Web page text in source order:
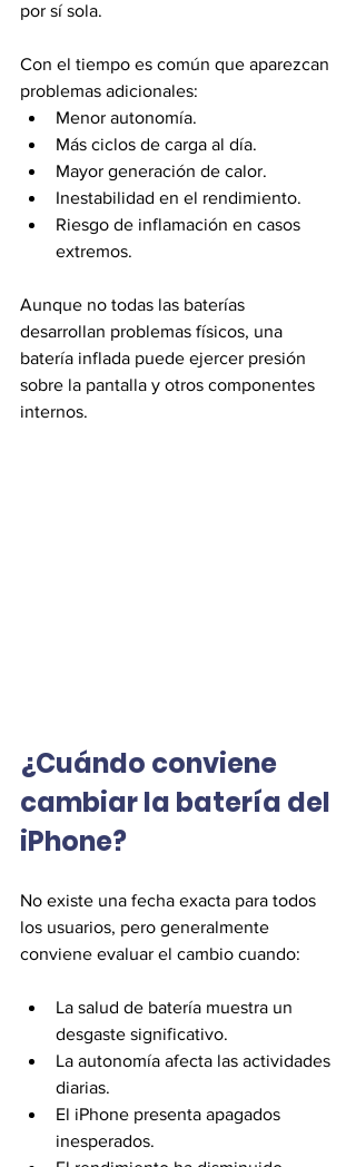
por sí sola.
Con el tiempo es común que aparezcan
problemas adicionales:
Menor autonomía.
Más ciclos de carga al día.
Mayor generación de calor.
Inestabilidad en el rendimiento.
Riesgo de inflamación en casos
extremos.
Aunque no todas las baterías
desarrollan problemas físicos, una
batería inflada puede ejercer presión
sobre la pantalla y otros componentes
internos.
¿Cuándo conviene
cambiar la batería del
iPhone?
No existe una fecha exacta para todos
los usuarios, pero generalmente
conviene evaluar el cambio cuando:
La salud de batería muestra un
desgaste significativo.
La autonomía afecta las actividades
diarias.
El iPhone presenta apagados
inesperados.